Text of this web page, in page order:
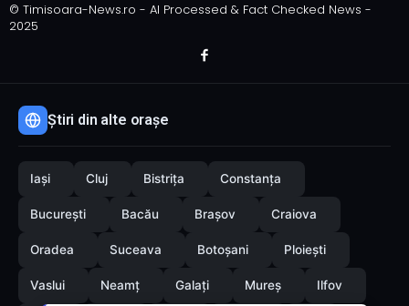
© Timisoara-News.ro - AI Processed & Fact Checked News -
2025
Știri din alte orașe
Iași Cluj Bistrița Constanța
București Bacău Brașov Craiova
Oradea Suceava Botoșani Ploiești
Vaslui Neamț Galați Mureș Ilfov